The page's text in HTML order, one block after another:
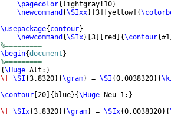
\pagecolor{ lightgray!10}
\newcommand {\SIxx} 3 yellow] {
\usepackage{ contour}
\newcommand {\SIx} 3 red {\contour{#1
%=========
\begin{document }
%=========
{\Huge Alt: }
\[
\SI{3.8320}{\gram} = \SI{0.0038320}{
\contour 20 { blue}{\Huge Neu 1: }
\[
\SIx{3.8320}{\gram} = \SIx{0.0038320}{